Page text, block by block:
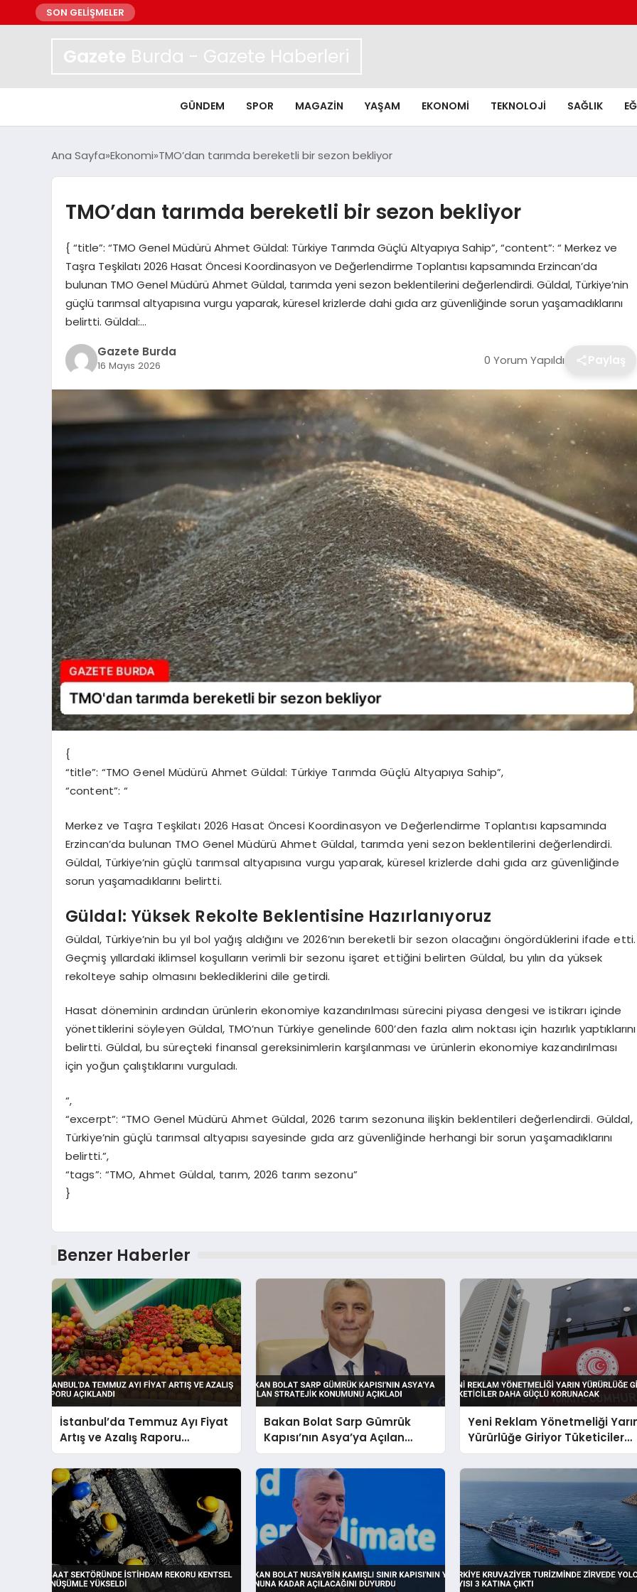
SON GELİŞMELER
Gazete Burda - Gazete Haberleri
GÜNDEM SPOR MAGAZIN YAŞAM EKONOMI TEKNOLOJI SAĞLIK
Ana Sayfa Ekonomi TMO’dan tarımda bereketli bir sezon bekliyor
TMO’dan tarımda bereketli bir sezon bekliyor
{ “title”: “TMO Genel Müdürü Ahmet Güldal: Türkiye Tarımda Güçlü Altyapıya Sahip”, “content”: “ Merkez ve
Taşra Teşkilatı 2026 Hasat Öncesi Koordinasyon ve Değerlendirme Toplantısı kapsamında Erzincan’da
bulunan TMO Genel Müdürü Ahmet Güldal, tarımda yeni sezon beklentilerini değerlendirdi. Güldal, Türkiye’nin
güçlü tarımsal altyapısına vurgu yaparak, küresel krizlerde dahi gıda arz güvenliğinde sorun yaşamadıklarını
belirtti. Güldal:…
Gazete Burda
16 Mayıs 2026 0 Yorum Yapıldı Paylaş
{
“title”: “TMO Genel Müdürü Ahmet Güldal: Türkiye Tarımda Güçlü Altyapıya Sahip”,
“content”: “
Merkez ve Taşra Teşkilatı 2026 Hasat Öncesi Koordinasyon ve Değerlendirme Toplantısı kapsamında
Erzincan’da bulunan TMO Genel Müdürü Ahmet Güldal, tarımda yeni sezon beklentilerini değerlendirdi.
Güldal, Türkiye’nin güçlü tarımsal altyapısına vurgu yaparak, küresel krizlerde dahi gıda arz güvenliğinde
sorun yaşamadıklarını belirtti.
Güldal: Yüksek Rekolte Beklentisine Hazırlanıyoruz
Güldal, Türkiye’nin bu yıl bol yağış aldığını ve 2026’nın bereketli bir sezon olacağını öngördüklerini ifade etti.
Geçmiş yıllardaki iklimsel koşulların verimli bir sezonu işaret ettiğini belirten Güldal, bu yılın da yüksek
rekolteye sahip olmasını beklediklerini dile getirdi.
Hasat döneminin ardından ürünlerin ekonomiye kazandırılması sürecini piyasa dengesi ve istikrarı içinde
yönettiklerini söyleyen Güldal, TMO’nun Türkiye genelinde 600’den fazla alım noktası için hazırlık yaptıklarını
belirtti. Güldal, bu süreçteki finansal gereksinimlerin karşılanması ve ürünlerin ekonomiye kazandırılması
için yoğun çalıştıklarını vurguladı.
“,
“excerpt”: “TMO Genel Müdürü Ahmet Güldal, 2026 tarım sezonuna ilişkin beklentileri değerlendirdi. Güldal,
Türkiye’nin güçlü tarımsal altyapısı sayesinde gıda arz güvenliğinde herhangi bir sorun yaşamadıklarını
belirtti.”,
“tags”: “TMO, Ahmet Güldal, tarım, 2026 tarım sezonu”
}
Benzer Haberler
İstanbul’da Temmuz Ayı Fiyat
Artış ve Azalış Raporu
Açıklandı
Bakan Bolat Sarp Gümrük
Kapısı’nın Asya’ya Açılan
Stratejik Konumunu Açıkladı
Yeni Reklam Yönetmeliği
Yürürlüğe Giriyor Tüketiciler
Daha Güçlü Korunacak